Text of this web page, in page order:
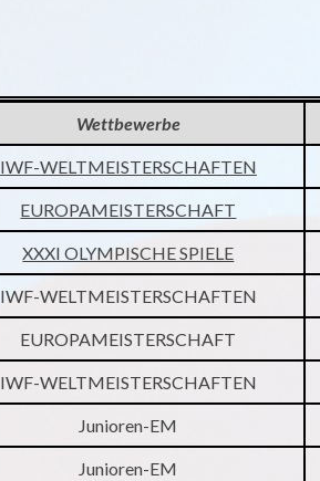
Wettbewerbe
IWF-WELTMEISTERSCHAFTEN
EUROPAMEISTERSCHAFT
XXXI OLYMPISCHE SPIELE
IWF-WELTMEISTERSCHAFTEN
EUROPAMEISTERSCHAFT
IWF-WELTMEISTERSCHAFTEN
Junioren-EM
Junioren-EM